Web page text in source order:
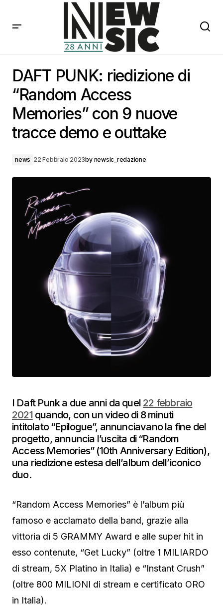
con 9 nuove tracce demo e outtake
DAFT PUNK: riedizione di
“Random Access
Memories” con 9 nuove
tracce demo e outtake
news 22 Febbraio 2023by newsic_redazione
I Daft Punk a due anni da quel 22 febbraio
2021quando, con un video di 8 minuti
intitolato “Epilogue”, annunciavano la fine del
progetto, annuncia l’uscita di “Random
Access Memories” (10th Anniversary Edition),
una riedizione estesa dell’album dell’iconico
duo.
“Random Access Memories” è l’album più
famoso e acclamato della band, grazie alla
vittoria di 5 GRAMMY Award e alle super hit in
esso contenute, “Get Lucky” (oltre 1 MILIARDO
di stream, 5X Platino in Italia) e “Instant Crush”
(oltre 800 MILIONI di stream e certificato ORO
in Italia).